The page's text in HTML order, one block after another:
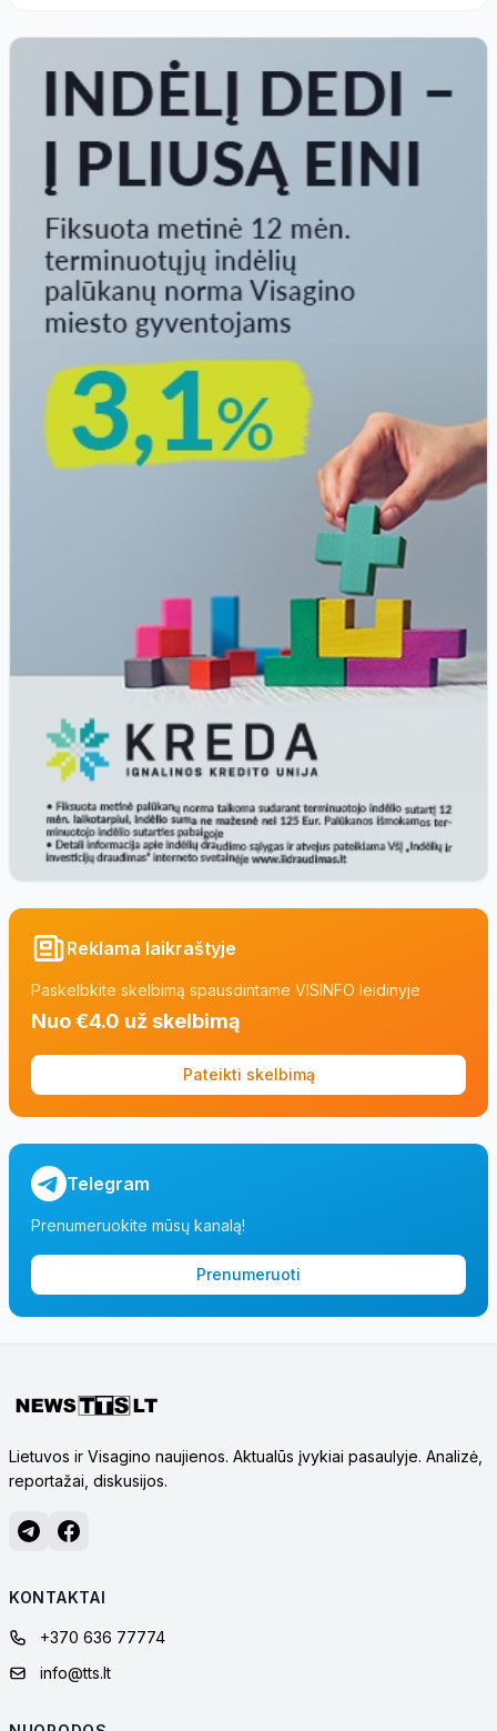
Reklama laikraštyje
Paskelbkite skelbimą spausdintame VISINFO leidinyje
Nuo €4.0 už skelbimą
Pateikti skelbimą
Telegram
Prenumeruokite mūsų kanalą!
Prenumeruoti
Lietuvos ir Visagino naujienos. Aktualūs įvykiai pasaulyje. Analizė,
reportažai, diskusijos.
KONTAKTAI
+370 636 77774
info@tts.lt